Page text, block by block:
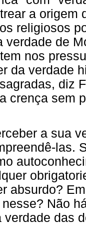
a origem
religiosos
verdade de
nos
da verdade
diz
crença sem
a sua
las.
absurdo?
Não
verdade das